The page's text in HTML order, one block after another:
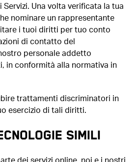
Una volta verificata la tua
nominare un rappresentante
i tuoi diritti per tuo conto
di contatto del
personale addetto
in conformità alla normativa in
trattamenti discriminatori in
esercizio di tali diritti.
SIMILI
dei servizi online, noi e i nostri